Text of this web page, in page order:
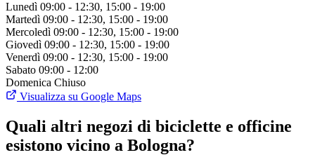
Lunedì 09:00 - 12:30, 15:00 - 19:00
Martedì 09:00 - 12:30, 15:00 - 19:00
Mercoledì 09:00 - 12:30, 15:00 - 19:00
Giovedì 09:00 - 12:30, 15:00 - 19:00
Venerdì 09:00 - 12:30, 15:00 - 19:00
Sabato 09:00 - 12:00
Domenica Chiuso
Visualizza su Google Maps
Quali altri negozi di biciclette e officine
esistono vicino a Bologna?